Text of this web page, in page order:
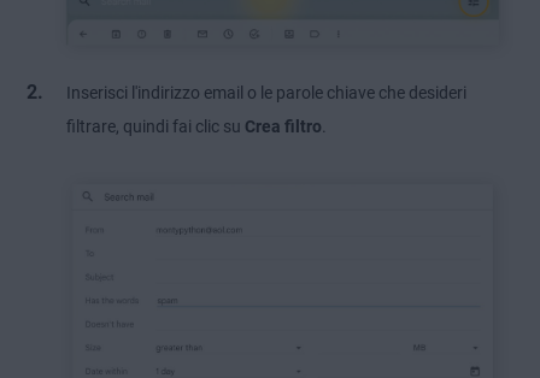
Inserisci l'indirizzo email o le parole chiave che desideri
filtrare, quindi fai clic su Crea filtro.